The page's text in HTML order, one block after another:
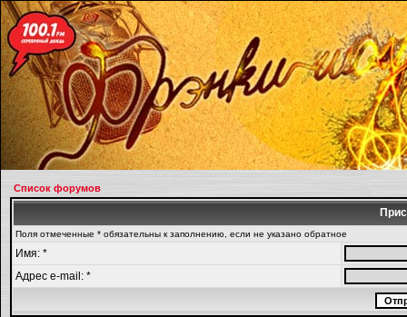
Список форумов
Поля отмеченные * обязательны к заполнению, если не указано обратное
Имя: *
Адрес e-mail: *